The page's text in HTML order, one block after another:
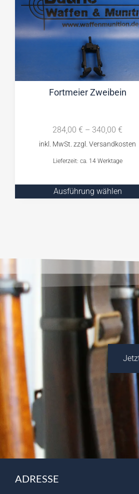
Fortmeier Zweibein
284,00 € – 340,00 €
Lieferzeit: ca. 14 Werktage
Ausführung wählen
ADRESSE